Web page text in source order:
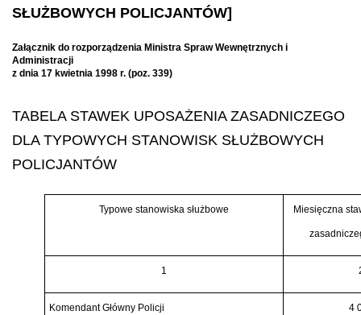
SŁUŻBOWYCH POLICJANTÓW]
Załącznik do rozporządzenia Ministra Spraw Wewnętrznych i
Administracji
z dnia 17 kwietnia 1998 r. (poz. 339)
TABELA STAWEK UPOSAŻENIA ZASADNICZEGO
DLA TYPOWYCH STANOWISK SŁUŻBOWYCH
POLICJANTÓW
Typowe stanowiska służbowe Miesięczna
1
Komendant Główny Policji 4